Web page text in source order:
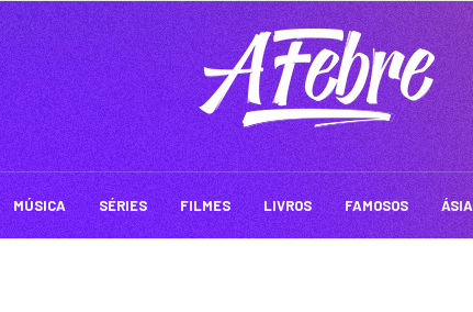
MÚSICA SÉRIES FILMES LIVROS FAMOSOS ÁSIA